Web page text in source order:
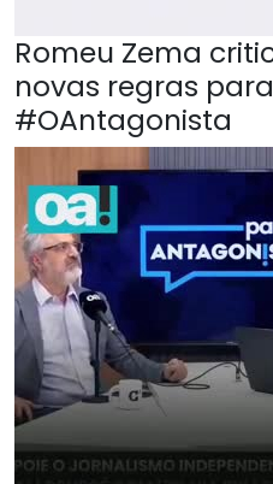
Romeu Zema
novas regras para
#OAntagonista